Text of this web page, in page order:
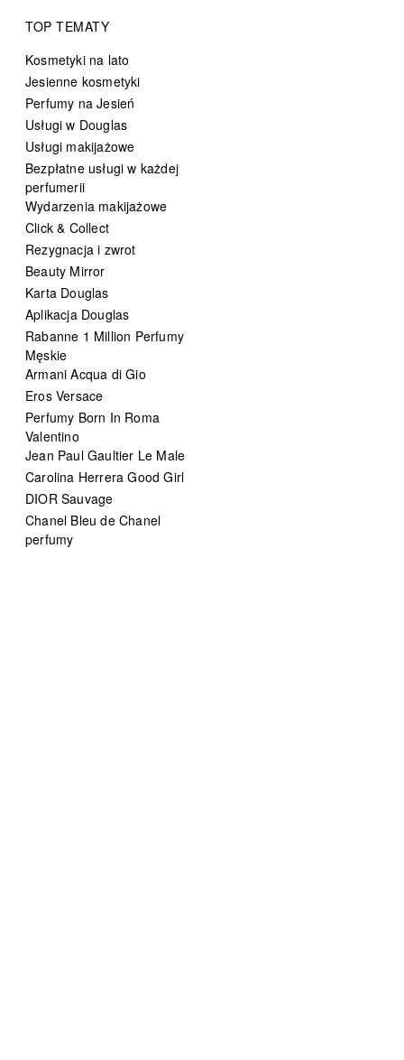
TOP TEMATY
Kosmetyki na lato
Jesienne kosmetyki
Perfumy na Jesień
Usługi w Douglas
Usługi makijażowe
Bezpłatne usługi w każdej
perfumerii
Wydarzenia makijażowe
Click & Collect
Rezygnacja i zwrot
Beauty Mirror
Karta Douglas
Aplikacja Douglas
Rabanne 1 Million Perfumy
Męskie
Armani Acqua di Gio
Eros Versace
Perfumy Born In Roma
Valentino
Jean Paul Gaultier Le Male
Carolina Herrera Good Girl
DIOR Sauvage
Chanel Bleu de Chanel
perfumy